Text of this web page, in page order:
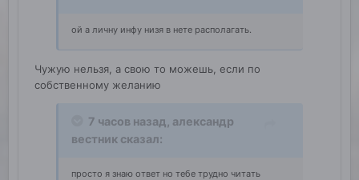
ой а личну инфу низя в нете располагать.
Чужую нельзя, а свою то можешь, если по
собственному желанию
7 часов назад, александр
вестник сказал:
просто я знаю ответ но тебе трудно читать